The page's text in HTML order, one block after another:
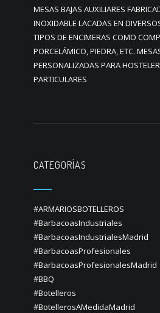
MESAS BAJAS AUXILIARES
INOXIDABLE LACADAS EN
TIPOS DE ENCIMERAS COMO
PORCELÁMICO, PIEDRA, ETC.
PERSONALIZADAS PARA
PARTICULARES
CATEGORÍAS
#ARMARIOSBOTELLEROS
#BarbacoasIndustriales
#BarbacoasIndustrialesMadrid
#BarbacoasProfesionales
#BarbacoasProfesionalesMadrid
#BBQ
#Botelleros
#BotellerosAMedidaMadrid